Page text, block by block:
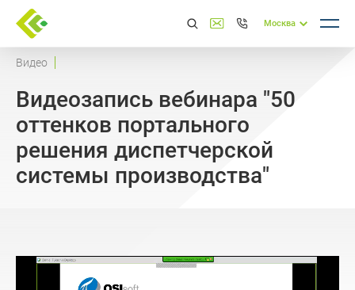
Москва
Видео
Видеозапись вебинара "50
оттенков портального
решения диспетчерской
системы производства"